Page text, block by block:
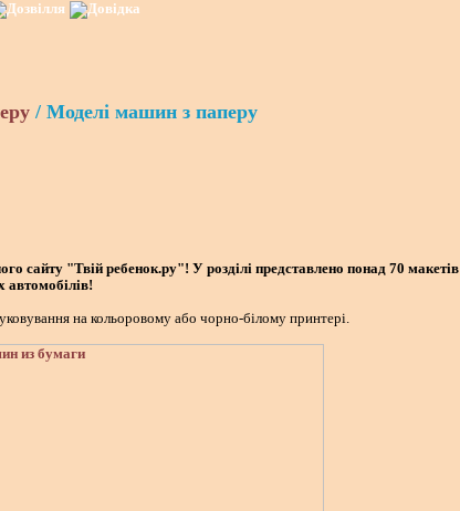
/ Моделі машин з паперу
сайту "Твій ребенок.ру"! У розділі представлено понад 70 макетів
автомобілів!
на кольоровому або чорно-білому принтері.